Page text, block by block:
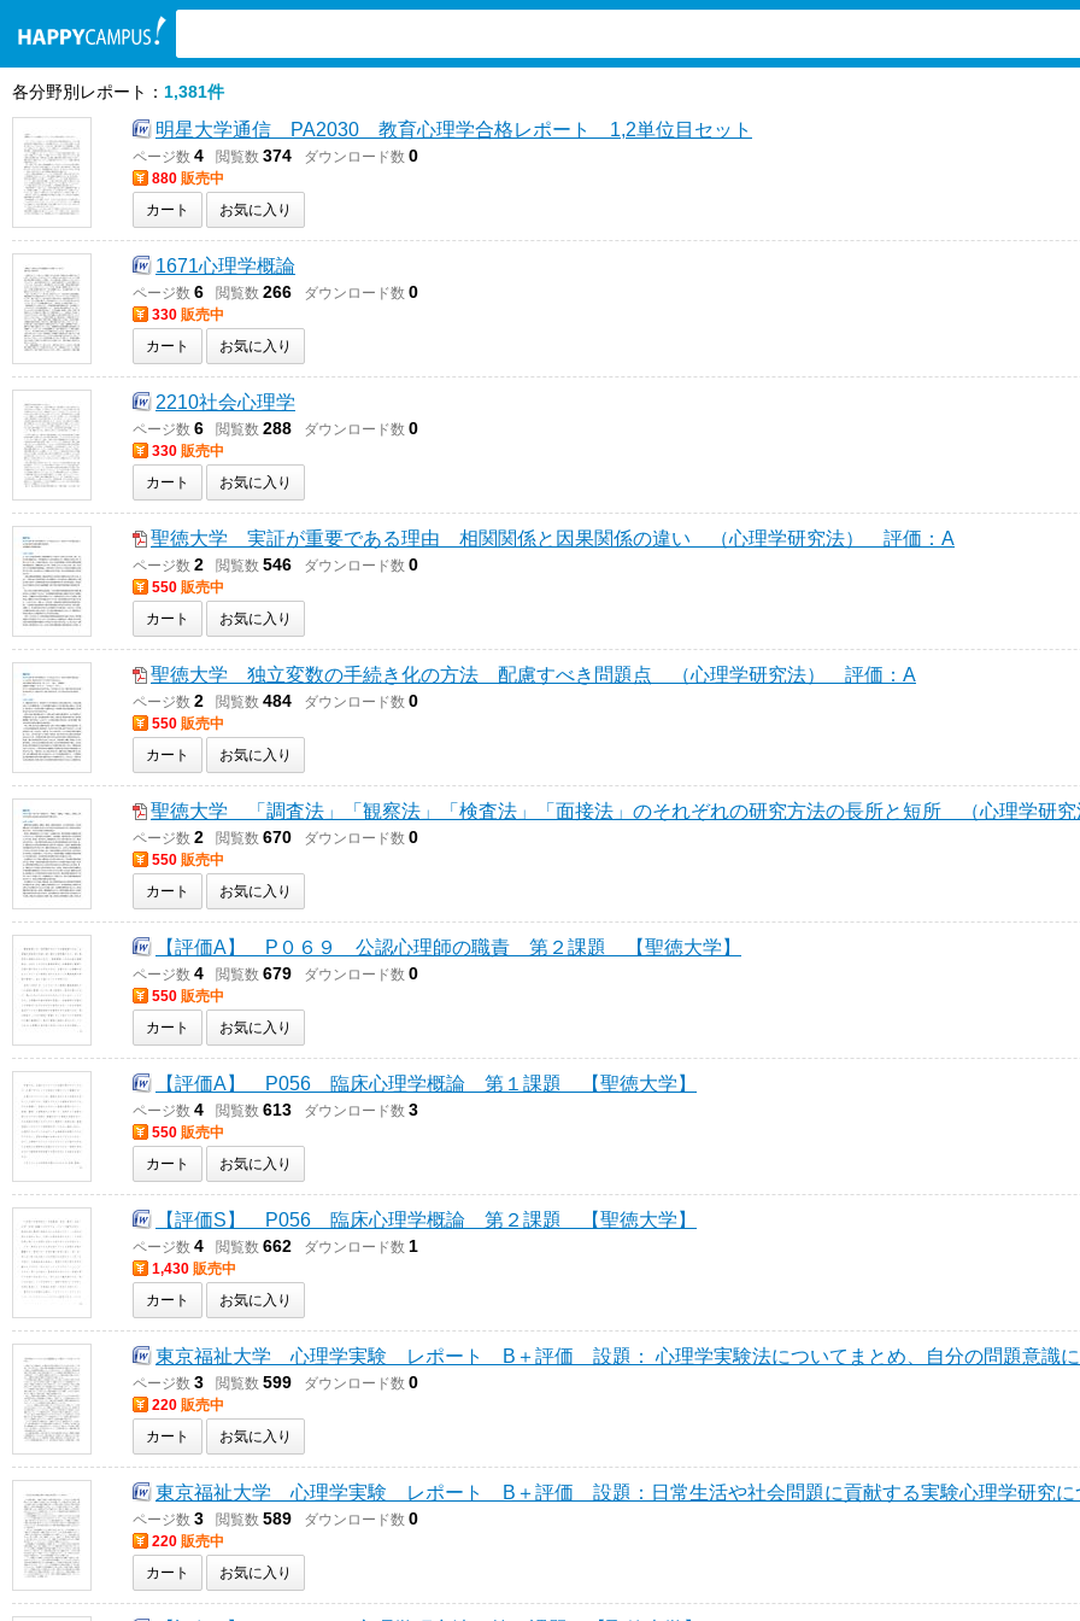
各分野別レポート： 1,381件
明星大学通信 PA2030 教育心理学合格レポート 1,2単位目セット
ページ数 4 閲覧数 374 ダウンロード数 0
880 販売中
カート
お気に入り
1671心理学概論
ページ数 6 閲覧数 266 ダウンロード数 0
330 販売中
カート
お気に入り
2210社会心理学
ページ数 6 閲覧数 288 ダウンロード数 0
330 販売中
カート
お気に入り
聖徳大学 実証が重要である理由 相関関係と因果関係の違い （心理学研究法） 評価：A
ページ数 2 閲覧数 546 ダウンロード数 0
550 販売中
カート
お気に入り
聖徳大学 独立変数の手続き化の方法 配慮すべき問題点 （心理学研究法） 評価：A
ページ数 2 閲覧数 484 ダウンロード数 0
550 販売中
カート
お気に入り
聖徳大学 「調査法」「観察法」「検査法」「面接法」のそれぞれの研究方法の長所と短所 （心理学研
ページ数 2 閲覧数 670 ダウンロード数 0
550 販売中
カート
お気に入り
【評価A】 P０６９ 公認心理師の職責 第２課題 【聖徳大学】
ページ数 4 閲覧数 679 ダウンロード数 0
550 販売中
カート
お気に入り
【評価A】 P056 臨床心理学概論 第１課題 【聖徳大学】
ページ数 4 閲覧数 613 ダウンロード数 3
550 販売中
カート
お気に入り
【評価S】 P056 臨床心理学概論 第２課題 【聖徳大学】
ページ数 4 閲覧数 662 ダウンロード数 1
1,430 販売中
カート
お気に入り
東京福祉大学 心理学実験 レポート B＋評価 設題： 心理学実験法についてまとめ、自分の問題意識に
ページ数 3 閲覧数 599 ダウンロード数 0
220 販売中
カート
お気に入り
東京福祉大学 心理学実験 レポート B＋評価 設題：日常生活や社会問題に貢献する実験心理学研究に
ページ数 3 閲覧数 589 ダウンロード数 0
220 販売中
カート
お気に入り